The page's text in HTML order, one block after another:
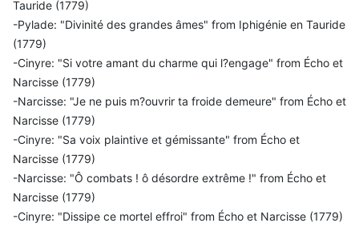
Tauride (1779)
-Pylade: "Divinité des grandes âmes" from Iphigénie en Tauride
(1779)
-Cinyre: "Si votre amant du charme qui l?engage" from Écho et
Narcisse (1779)
-Narcisse: "Je ne puis m?ouvrir ta froide demeure" from Écho et
Narcisse (1779)
-Cinyre: "Sa voix plaintive et gémissante" from Écho et
Narcisse (1779)
-Narcisse: "Ô combats ! ô désordre extrême !" from Écho et
Narcisse (1779)
-Cinyre: "Dissipe ce mortel effroi" from Écho et Narcisse (1779)